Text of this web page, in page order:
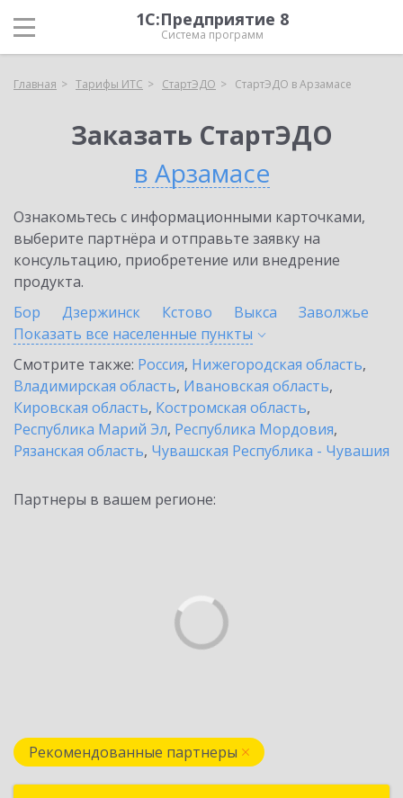
1С:Предприятие 8
Система программ
Главная Тарифы ИТС СтартЭДО СтартЭДО в Арзамасе
Заказать СтартЭДО
в Арзамасе
Ознакомьтесь с информационными карточками,
выберите партнёра и отправьте заявку на
консультацию, приобретение или внедрение
продукта.
Бор
Дзержинск Кстово Выкса
Заволжье
Показать все населенные пункты
Смотрите также: Россия, Нижегородская область,
Владимирская область, Ивановская область,
Кировская область, Костромская область,
Республика Марий Эл, Республика Мордовия,
Рязанская область, Чувашская Республика - Чувашия
Партнеры в вашем регионе:
Рекомендованные партнеры